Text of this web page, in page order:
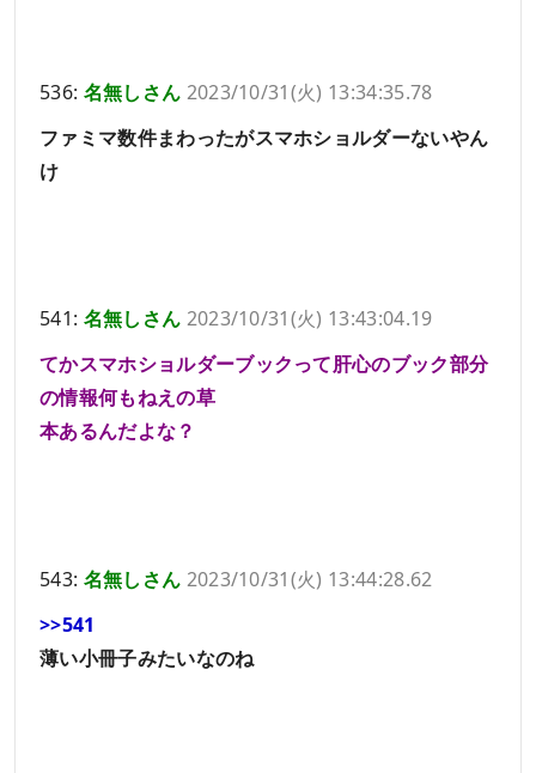
536: 名無しさん 2023/10/31(火) 13:34:35.78
ファミマ数件まわったがスマホショルダーないやん
け
541: 名無しさん 2023/10/31(火) 13:43:04.19
てかスマホショルダーブックって肝心のブック部分
の情報何もねえの草
本あるんだよな？
543: 名無しさん 2023/10/31(火) 13:44:28.62
>>541
薄い小冊子みたいなのね